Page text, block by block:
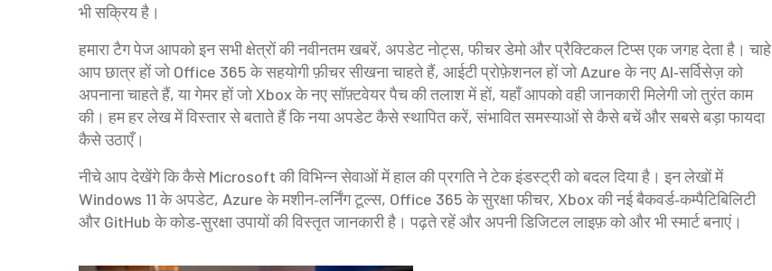
भी सक्रिय है।
हमारा टैग पेज आपको इन सभी क्षेत्रों की नवीनतम खबरें, अपडेट नोट्स, फीचर डेमो और प्रैक्टिकल टिप्स एक जगह देता है। चाहे
आप छात्र हों जो Office 365 के सहयोगी फ़ीचर सीखना चाहते हैं, आईटी प्रोफ़ेशनल हों जो Azure के नए AI‑सर्विसेज़ को
अपनाना चाहते हैं, या गेमर हों जो Xbox के नए सॉफ़्टवेयर पैच की तलाश में हों, यहाँ आपको वही जानकारी मिलेगी जो तुरंत काम
की। हम हर लेख में विस्तार से बताते हैं कि नया अपडेट कैसे स्थापित करें, संभावित समस्याओं से कैसे बचें और सबसे बड़ा फायदा
कैसे उठाएँ।
नीचे आप देखेंगे कि कैसे Microsoft की विभिन्न सेवाओं में हाल की प्रगति ने टेक इंडस्ट्री को बदल दिया है। इन लेखों में
Windows 11 के अपडेट, Azure के मशीन‑लर्निंग टूल्स, Office 365 के सुरक्षा फीचर, Xbox की नई बैकवर्ड‑कम्पैटिबिलिटी
और GitHub के कोड‑सुरक्षा उपायों की विस्तृत जानकारी है। पढ़ते रहें और अपनी डिजिटल लाइफ़ को और भी स्मार्ट बनाएं।